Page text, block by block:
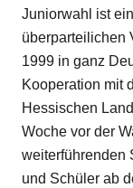
Juniorwahl ist
überparteilichen
1999 in ganz
Kooperation mit
Hessischen
Woche vor der
weiterführenden
und Schüler ab